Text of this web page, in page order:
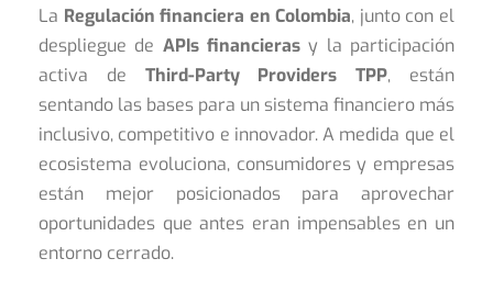
La Regulación financiera en Colombia, junto con el
despliegue de APIs financieras y la participación
activa de Third-Party Providers TPP, están
sentando las bases para un sistema financiero más
inclusivo, competitivo e innovador. A medida que el
ecosistema evoluciona, consumidores y empresas
están mejor posicionados para aprovechar
oportunidades que antes eran impensables en un
entorno cerrado.